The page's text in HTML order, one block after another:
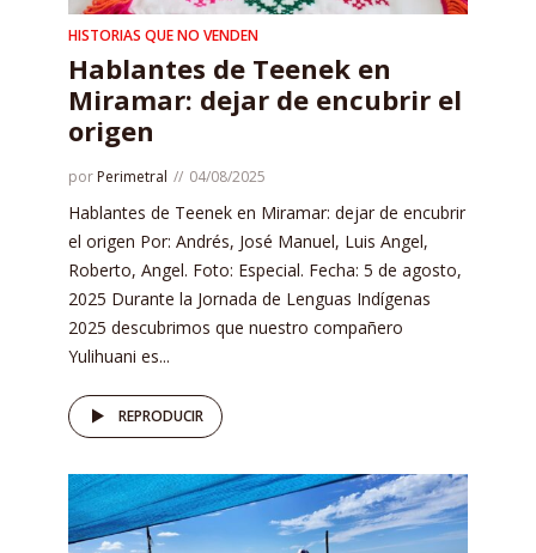
HISTORIAS QUE NO VENDEN
Hablantes de Teenek en
Miramar: dejar de encubrir el
origen
por Perimetral 04/08/2025
Hablantes de Teenek en Miramar: dejar de encubrir
el origen Por: Andrés, José Manuel, Luis Angel,
Roberto, Angel. Foto: Especial. Fecha: 5 de agosto,
2025 Durante la Jornada de Lenguas Indígenas
2025 descubrimos que nuestro compañero
Yulihuani es...
REPRODUCIR